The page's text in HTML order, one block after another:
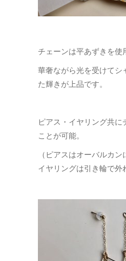
チェーンは平あずきを使
華奢ながら光を受けてシ
た輝きが上品です。
ピアス・イヤリング共に
ことが可能。
（ピアスはオーバルカン
イヤリングは引き輪で外